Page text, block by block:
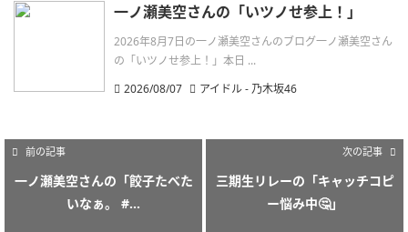
一ノ瀬美空さんの「いツノせ参上！」
2026年8月7日の一ノ瀬美空さんのブログ一ノ瀬美空さん
の「いツノせ参上！」本日 ...
2026/08/07
アイドル - 乃木坂46
前の記事
一ノ瀬美空さんの「餃子たべた
いなぁ。 #...
次の記事
三期生リレーの「キャッチコピ
ー悩み中🤔」